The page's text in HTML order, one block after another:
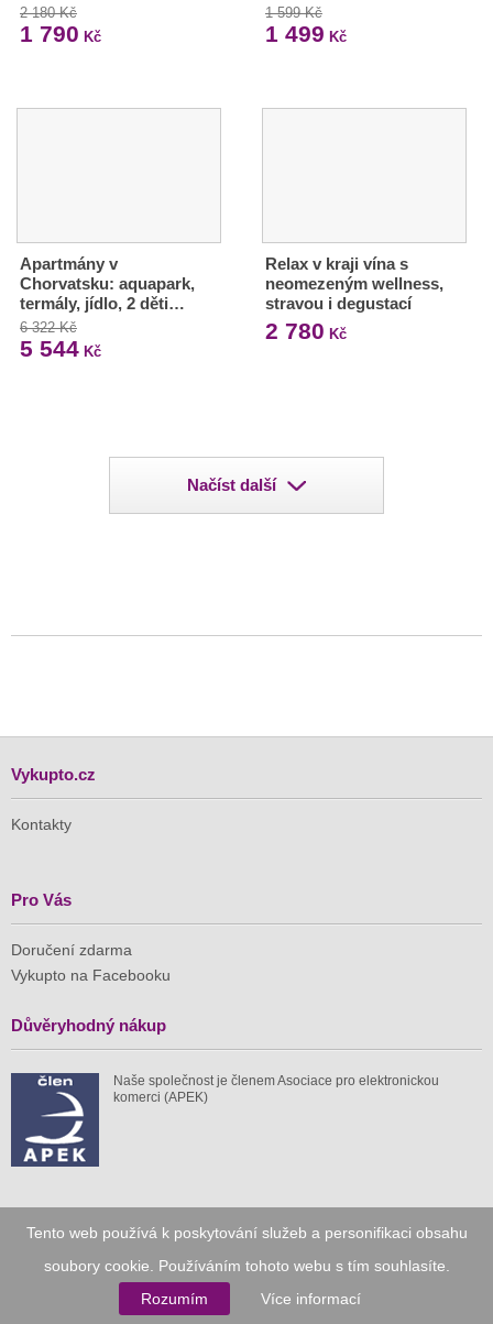
Tento web používá k poskytování služeb a personifikaci obsahu
soubory cookie. Používáním tohoto webu s tím souhlasíte.
Rozumím
Více informací
2 180 Kč
1 790 Kč
1 599 Kč
1 499 Kč
Apartmány v
Chorvatsku: aquapark,
termály, jídlo, 2 děti…
6 322 Kč
5 544 Kč
Relax v kraji vína s
neomezeným wellness,
stravou i degustací
2 780 Kč
Načíst další
Vykupto.cz
Kontakty
Pro Vás
Doručení zdarma
Vykupto na Facebooku
Důvěryhodný nákup
Naše společnost je členem Asociace pro elektronickou
komerci (APEK)
59 tis. 1 511 mil.
ušetřeno nákupy